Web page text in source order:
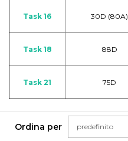
Task 16 30D (80A)
Task 18 88D
Task 21 75D
Ordina per